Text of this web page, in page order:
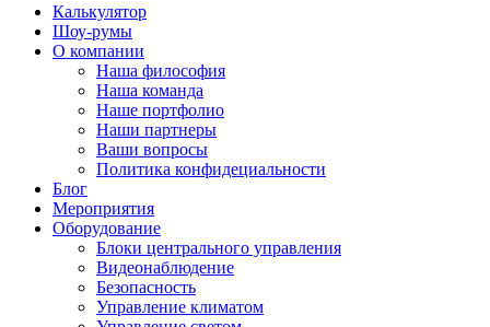
Калькулятор
Шоу-румы
О компании
Наша философия
Наша команда
Наше портфолио
Наши партнеры
Ваши вопросы
Политика конфидециальности
Блог
Мероприятия
Оборудование
Блоки центрального управления
Видеонаблюдение
Безопасность
Управление климатом